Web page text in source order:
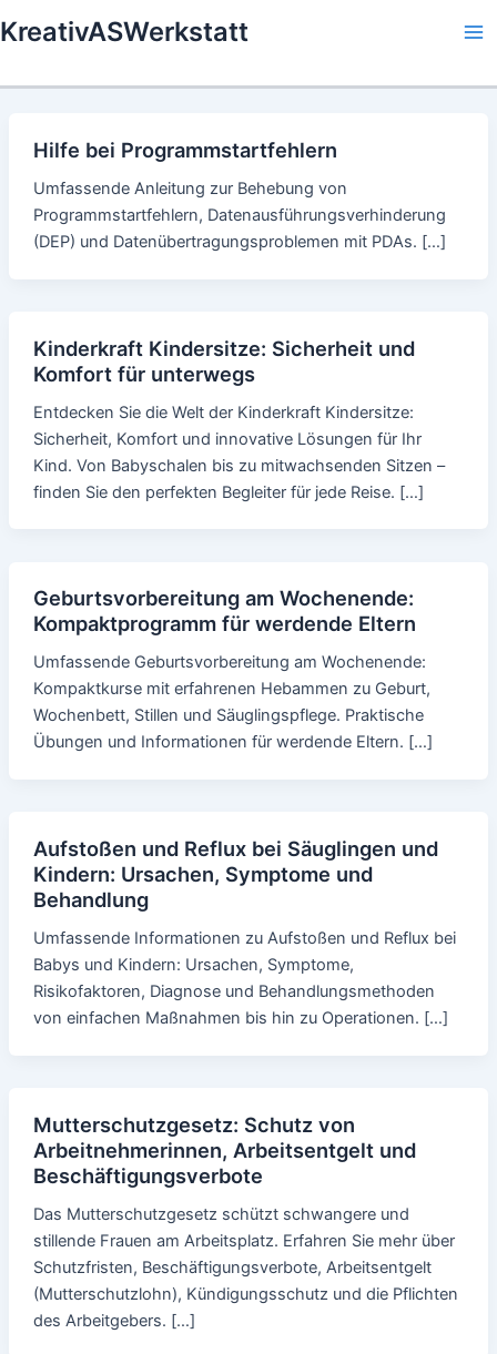
to
KreativASWerkstatt
Hilfe bei Programmstartfehlern
Umfassende Anleitung zur Behebung von
Programmstartfehlern, Datenausführungsverhinderung
(DEP) und Datenübertragungsproblemen mit PDAs. […]
Kinderkraft Kindersitze: Sicherheit und
Komfort für unterwegs
Entdecken Sie die Welt der Kinderkraft Kindersitze:
Sicherheit, Komfort und innovative Lösungen für Ihr
Kind. Von Babyschalen bis zu mitwachsenden Sitzen –
finden Sie den perfekten Begleiter für jede Reise. […]
Geburtsvorbereitung am Wochenende:
Kompaktprogramm für werdende Eltern
Umfassende Geburtsvorbereitung am Wochenende:
Kompaktkurse mit erfahrenen Hebammen zu Geburt,
Wochenbett, Stillen und Säuglingspflege. Praktische
Übungen und Informationen für werdende Eltern. […]
Aufstoßen und Reflux bei Säuglingen und
Kindern: Ursachen, Symptome und
Behandlung
Umfassende Informationen zu Aufstoßen und Reflux bei
Babys und Kindern: Ursachen, Symptome,
Risikofaktoren, Diagnose und Behandlungsmethoden
von einfachen Maßnahmen bis hin zu Operationen. […]
Mutterschutzgesetz: Schutz von
Arbeitnehmerinnen, Arbeitsentgelt und
Beschäftigungsverbote
Das Mutterschutzgesetz schützt schwangere und
stillende Frauen am Arbeitsplatz. Erfahren Sie mehr über
Schutzfristen, Beschäftigungsverbote, Arbeitsentgelt
(Mutterschutzlohn), Kündigungsschutz und die Pflichten
des Arbeitgebers. […]